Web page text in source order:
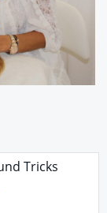
Tricks